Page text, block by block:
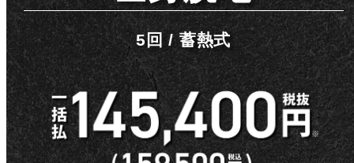
5回 / 蓄熱式